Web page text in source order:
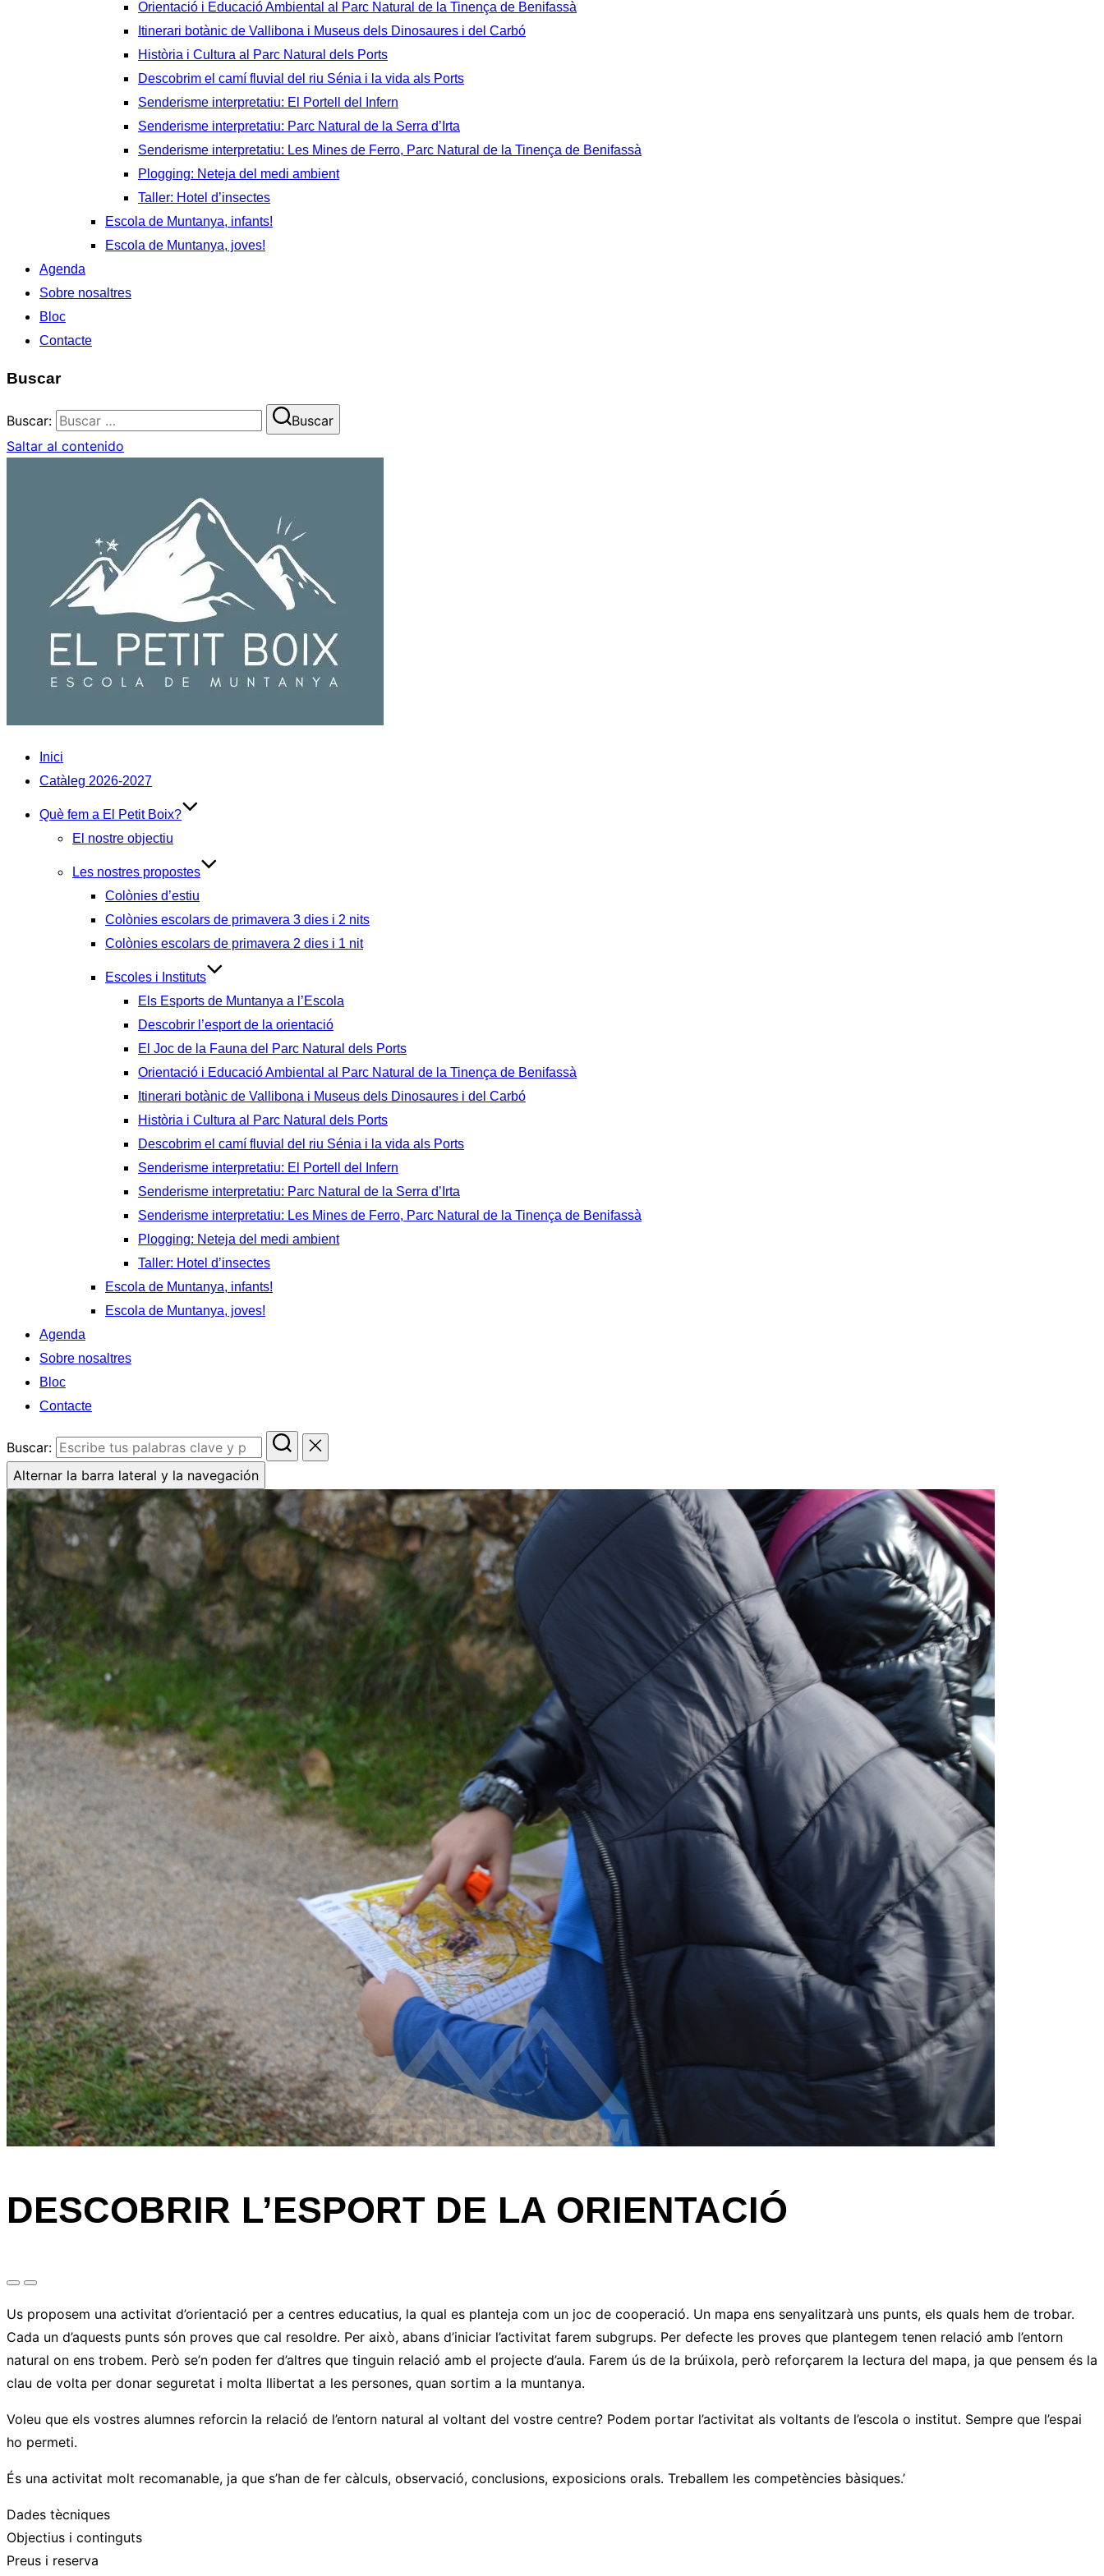
Orientació i Educació Ambiental al Parc Natural de la Tinença de Benifassà
Itinerari botànic de Vallibona i Museus dels Dinosaures i del Carbó
Història i Cultura al Parc Natural dels Ports
Descobrim el camí fluvial del riu Sénia i la vida als Ports
Senderisme interpretatiu: El Portell del Infern
Senderisme interpretatiu: Parc Natural de la Serra d’Irta
Senderisme interpretatiu: Les Mines de Ferro, Parc Natural de la Tinença de Benifassà
Plogging: Neteja del medi ambient
Taller: Hotel d’insectes
Escola de Muntanya, infants!
Escola de Muntanya, joves!
Agenda
Sobre nosaltres
Bloc
Contacte
Buscar
Buscar:
Buscar
Saltar al contenido
Inici
Catàleg 2026-2027
Què fem a El Petit Boix?
El nostre objectiu
Les nostres propostes
Colònies d’estiu
Colònies escolars de primavera 3 dies i 2 nits
Colònies escolars de primavera 2 dies i 1 nit
Escoles i Instituts
Els Esports de Muntanya a l’Escola
Descobrir l’esport de la orientació
El Joc de la Fauna del Parc Natural dels Ports
Orientació i Educació Ambiental al Parc Natural de la Tinença de Benifassà
Itinerari botànic de Vallibona i Museus dels Dinosaures i del Carbó
Història i Cultura al Parc Natural dels Ports
Descobrim el camí fluvial del riu Sénia i la vida als Ports
Senderisme interpretatiu: El Portell del Infern
Senderisme interpretatiu: Parc Natural de la Serra d’Irta
Senderisme interpretatiu: Les Mines de Ferro, Parc Natural de la Tinença de Benifassà
Plogging: Neteja del medi ambient
Taller: Hotel d’insectes
Escola de Muntanya, infants!
Escola de Muntanya, joves!
Agenda
Sobre nosaltres
Bloc
Contacte
Buscar:
Alternar la barra lateral y la navegación
DESCOBRIR L’ESPORT DE LA ORIENTACIÓ
Us proposem una activitat d’orientació per a centres educatius, la qual es planteja com un joc de cooperació. Un mapa ens senyalitzarà uns punts, els quals hem de trobar.
Cada un d’aquests punts són proves que cal resoldre. Per això, abans d’iniciar l’activitat farem subgrups. Per defecte les proves que plantegem tenen relació amb l’entorn
natural on ens trobem. Però se’n poden fer d’altres que tinguin relació amb el projecte d’aula. Farem ús de la brúixola, però reforçarem la lectura del mapa, ja que pensem és la
clau de volta per donar seguretat i molta llibertat a les persones, quan sortim a la muntanya.
Voleu que els vostres alumnes reforcin la relació de l’entorn natural al voltant del vostre centre? Podem portar l’activitat als voltants de l’escola o institut. Sempre que l’espai
ho permeti.
És una activitat molt recomanable, ja que s’han de fer càlculs, observació, conclusions, exposicions orals. Treballem les competències bàsiques.’
Dades tècniques
Objectius i continguts
Preus i reserva